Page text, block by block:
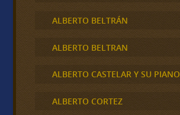
ALBERTO BELTRÁN
ALBERTO BELTRAN
ALBERTO CASTELAR Y SU PIANO
ALBERTO CORTEZ